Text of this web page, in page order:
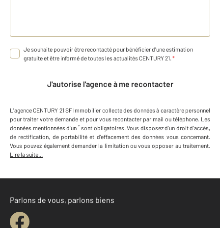
Je souhaite pouvoir être recontacté pour bénéficier d'une estimation
gratuite et être informé de toutes les actualités CENTURY 21. *
J'autorise l'agence à me recontacter
L'agenceCENTURY 21 SF Immobilier collecte des données à caractère personnel
pour traiter votre demande et pour vous recontacter par mail ou téléphone. Les
données mentionnées d'un * sont obligatoires. Vous disposez d'un droit d'accès,
de rectification, de portabilité et d'effacement des données vous concernant.
Vous pouvez également demander la limitation ou vous opposer au traitement.
Lire la suite...
Parlons de vous, parlons biens